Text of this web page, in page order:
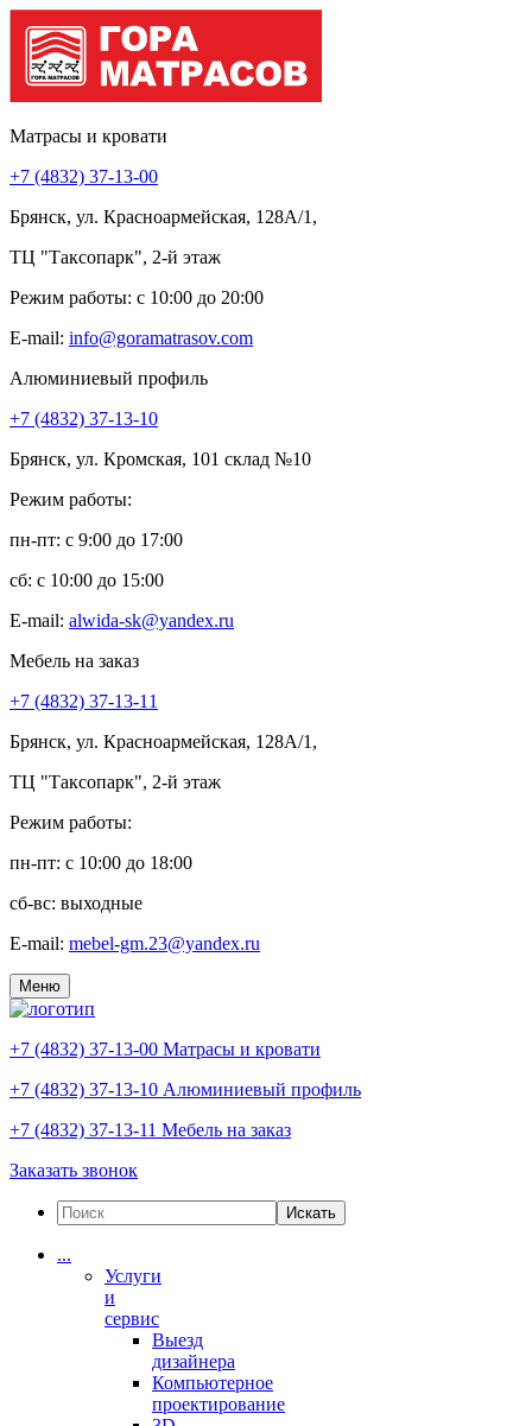
Матрасы и кровати
+7 (4832) 37-13-00
Брянск, ул. Красноармейская, 128А/1,
ТЦ "Таксопарк", 2-й этаж
Режим работы: c 10:00 до 20:00
E-mail: info@goramatrasov.com
Алюминиевый профиль
+7 (4832) 37-13-10
Брянск, ул. Кромская, 101 склад №10
Режим работы:
пн-пт: c 9:00 до 17:00
сб: c 10:00 до 15:00
E-mail: alwida-sk@yandex.ru
Мебель на заказ
+7 (4832) 37-13-11
Брянск, ул. Красноармейская, 128А/1,
ТЦ "Таксопарк", 2-й этаж
Режим работы:
пн-пт: c 10:00 до 18:00
сб-вс: выходные
E-mail: mebel-gm.23@yandex.ru
Меню
+7 (4832) 37-13-00 Матрасы и кровати
+7 (4832) 37-13-10 Алюминиевый профиль
+7 (4832) 37-13-11 Мебель на заказ
Заказать звонок
Искать
...
Услуги
и
сервис
Выезд
дизайнера
Компьютерное
проектирование